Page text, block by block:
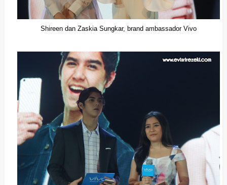
Shireen dan Zaskia Sungkar, brand ambassador Vivo